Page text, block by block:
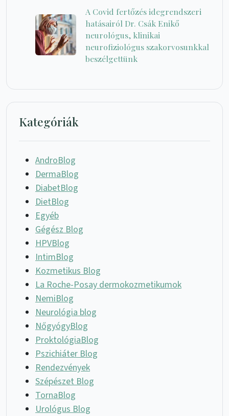
A Covid fertőzés idegrendszeri
hatásairól Dr. Csák Enikő
neurológus, klinikai
neurofiziológus szakorvosunkkal
beszélgettünk
Kategóriák
AndroBlog
DermaBlog
DiabetBlog
DietBlog
Egyéb
Gégész Blog
HPVBlog
IntimBlog
Kozmetikus Blog
La Roche-Posay dermokozmetikumok
NemiBlog
Neurológia blog
NőgyógyBlog
ProktológiaBlog
Pszichiáter Blog
Rendezvények
Szépészet Blog
TornaBlog
Urológus Blog